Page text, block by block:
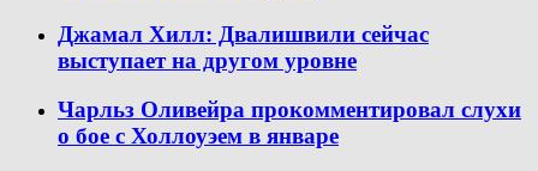
Джамал Хилл: Двалишвили сейчас
выступает на другом уровне
Чарльз Оливейра прокомментировал слухи
о бое с Холлоуэем в январе